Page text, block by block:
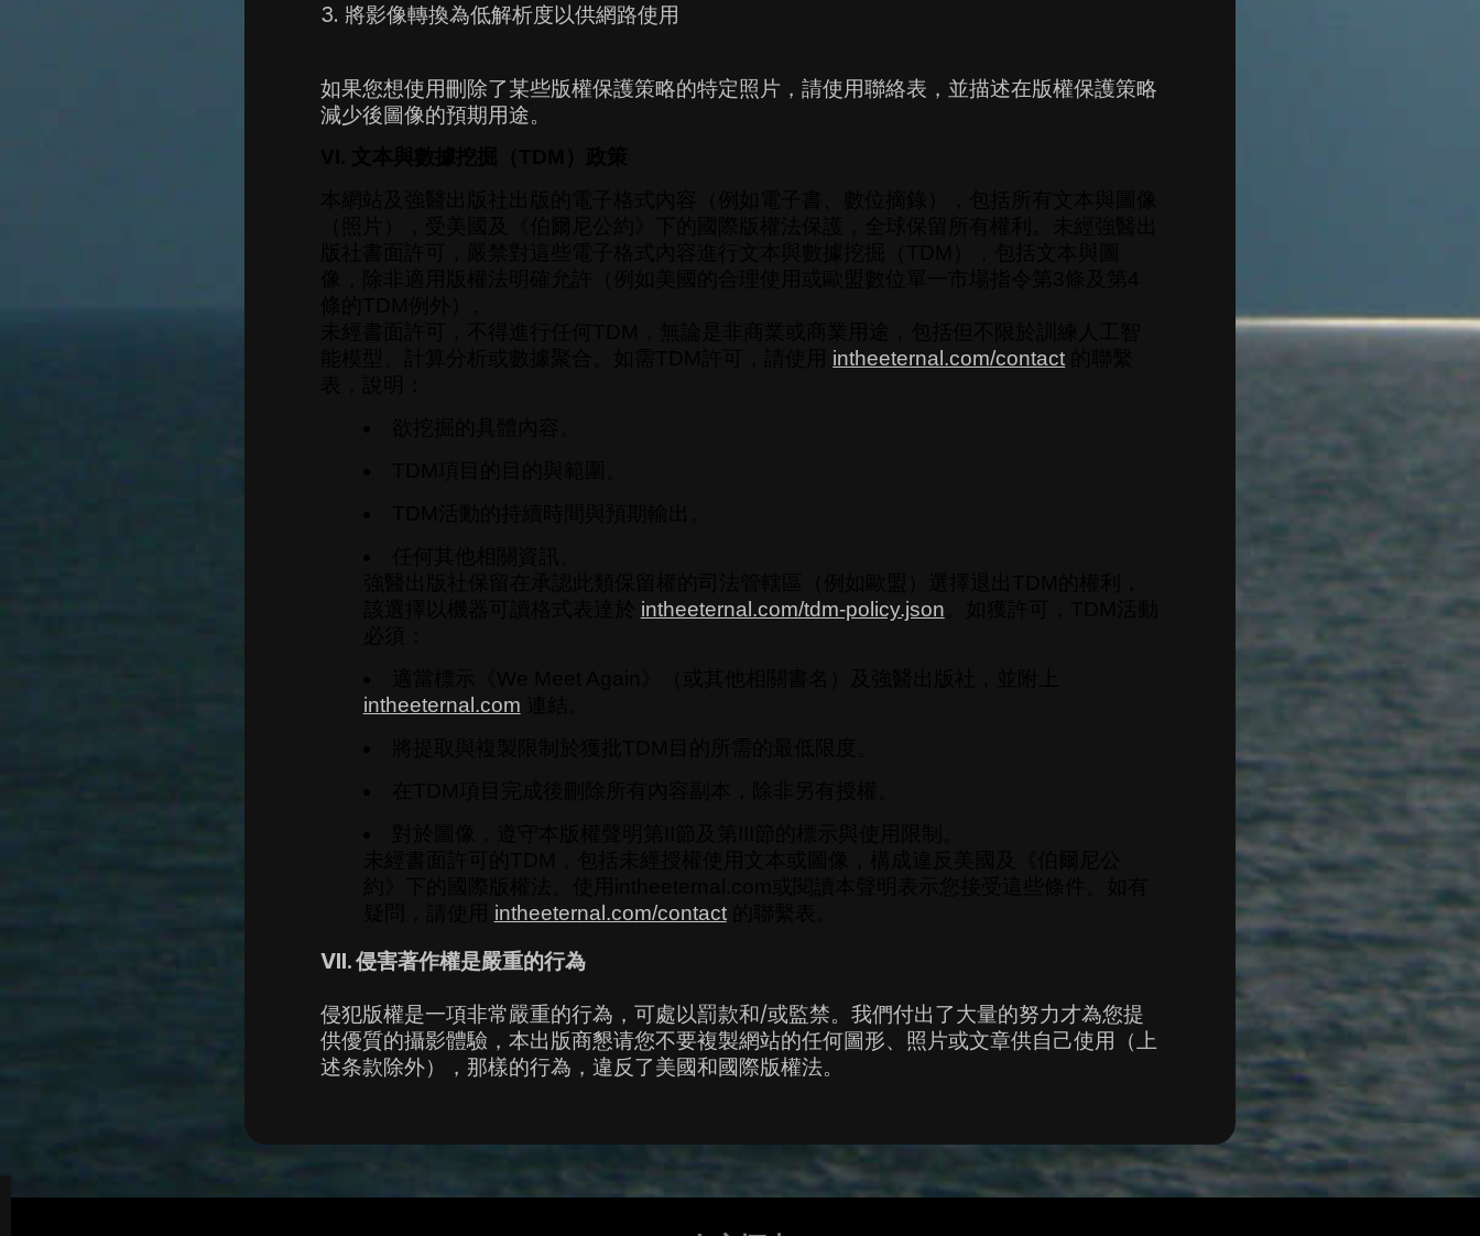
將影像轉換為低解析度以供網路使用
如果您想使用刪除了某些版權保護策略的特定照片，請使用聯絡表，並描述在版權保護策略
減少後圖像的預期用途。
intheeternal.com/contact
intheeternal.com/tdm-policy.json
intheeternal.com
intheeternal.com/contact的聯繫表。
VII. 侵害著作權是嚴重的行為
侵犯版權是一項非常嚴重的行為，可處以罰款和/或監禁。我們付出了大量的努力才為您提
供優質的攝影體驗，本出版商懇请您不要複製網站的任何圖形、照片或文章供自己使用（上
述条款除外），那樣的行為，違反了美國和國際版權法。